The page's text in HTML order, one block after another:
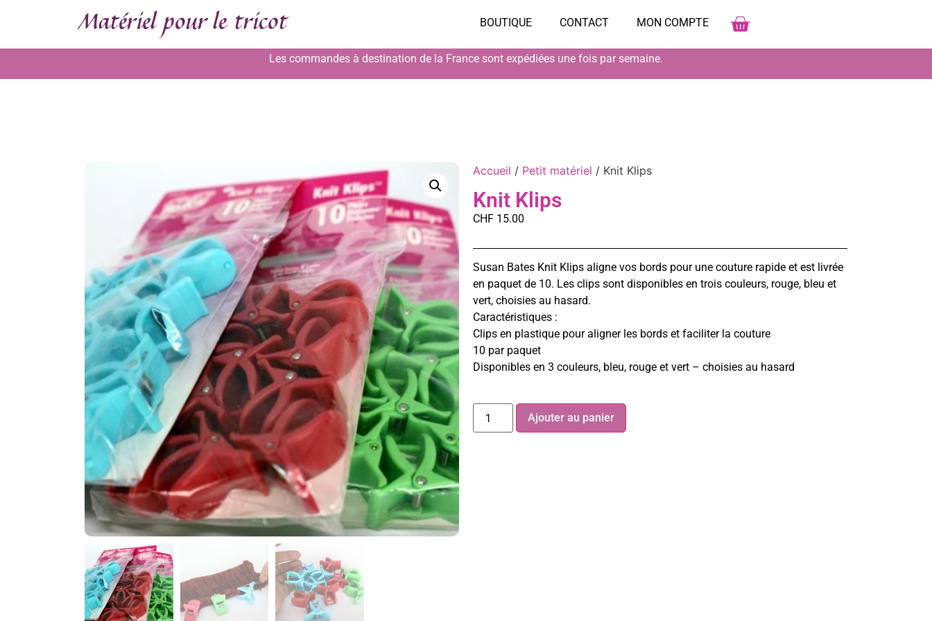
BOUTIQUE CONTACT MON COMPTE
Les commandes à destination de la France sont expédiées une fois par semaine.
Accueil / Petit matériel / Knit Klips
Knit Klips
CHF 15.00
Susan Bates Knit Klips aligne vos bords pour une couture rapide et est livrée
en paquet de 10. Les clips sont disponibles en trois couleurs, rouge, bleu et
vert, choisies au hasard.
Caractéristiques :
Clips en plastique pour aligner les bords et faciliter la couture
10 par paquet
Disponibles en 3 couleurs, bleu, rouge et vert – choisies au hasard
Ajouter au panier